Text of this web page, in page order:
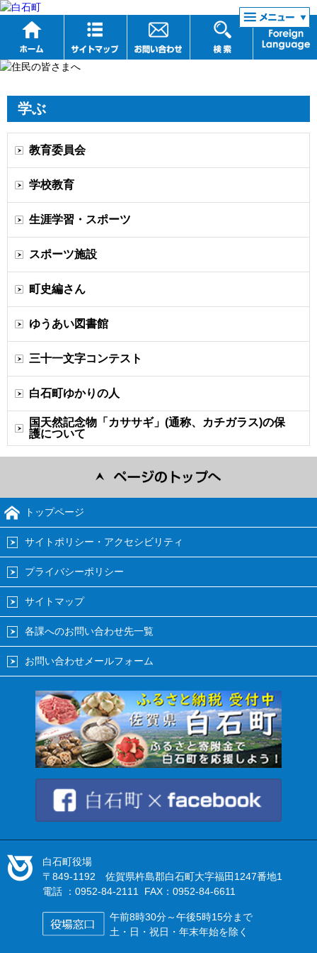
リンク集
学ぶ
教育委員会
学校教育
生涯学習・スポーツ
スポーツ施設
町史編さん
ゆうあい図書館
三十一文字コンテスト
白石町ゆかりの人
国天然記念物「カササギ」(通称、カチガラス)の保
護について
トップページ
サイトポリシー・アクセシビリティ
プライバシーポリシー
サイトマップ
各課へのお問い合わせ先一覧
お問い合わせメールフォーム
白石町役場
〒849-1192 佐賀県杵島郡白石町大字福田1247番地1
電話 ：0952-84-2111 FAX：0952-84-6611
午前8時30分～午後5時15分まで
土・日・祝日・年末年始を除く